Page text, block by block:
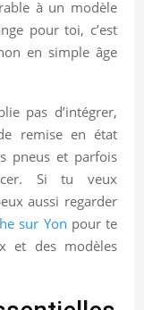
à un modèle
pour toi, c’est
en simple âge
pas d’intégrer,
remise en état
pneus et parfois
Si tu veux
aussi regarder
sur Yon pour te
et des modèles